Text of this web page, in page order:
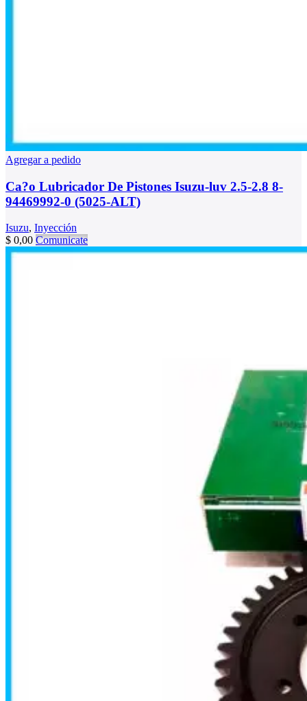
Agregar a pedido
Ca?o Lubricador De Pistones Isuzu-luv 2.5-2.8 8-
94469992-0 (5025-ALT)
Isuzu, Inyección
$ 0,00 Comunicate